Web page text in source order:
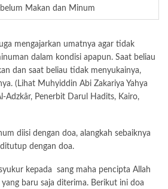
Makan dan Minum
mengajarkan umatnya agar tidak
dalam kondisi apapun. Saat beliau
dan saat beliau tidak menyukainya,
(Lihat Muhyiddin Abi Zakariya Yahya
Adzkâr, Penerbit Darul Hadits, Kairo,
diisi dengan doa, alangkah sebaiknya
dengan doa.
kepada sang maha pencipta Allah
baru saja diterima. Berikut ini doa